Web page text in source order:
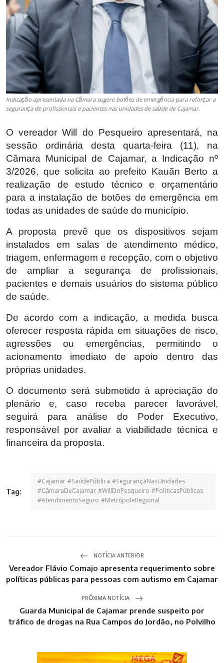
Indicação apresentada na Câmara sugere botões de emergência para reforçar a
segurança de profissionais e pacientes nas unidades de saúde de Cajamar.
O vereadorWill do Pesqueiro apresentará, na
sessão ordinária desta quarta-feira (11), na
Câmara Municipal de Cajamar, a Indicação nº
3/2026, que solicita ao prefeito Kauãn Bertoa
realização de estudo técnico e orçamentário
para a instalação de botões de emergência em
todas as unidades de saúde do município.
A proposta prevê que os dispositivos sejam
instalados em salas de atendimento médico,
triagem, enfermagem e recepção, com o objetivo
de ampliar a segurança de profissionais,
pacientes e demais usuários do sistema público
de saúde.
De acordo com a indicação, a medida busca
oferecer resposta rápida em situações de risco,
agressões ou emergências, permitindo o
acionamento imediato de apoio dentro das
próprias unidades.
O documento será submetido à apreciação do
plenário e, caso receba parecer favorável,
seguirá para análise do Poder Executivo,
responsável por avaliar a viabilidade técnica e
financeira da proposta.
Tag:
#Cajamar #SaúdePública #SegurançaNasUnidades
#CâmaraDeCajamar #WillDoPesqueiro #PolíticasPúblicas
#AtendimentoSeguro #MetrópoleRegional
NOTÍCIA ANTERIOR
Vereador Flávio Comajo apresenta requerimento sobre
políticas públicas para pessoas com autismo em Cajamar
PRÓXIMA NOTÍCIA
Guarda Municipal de Cajamar prende suspeito por
tráfico de drogas na Rua Campos do Jordão, no Polvilho